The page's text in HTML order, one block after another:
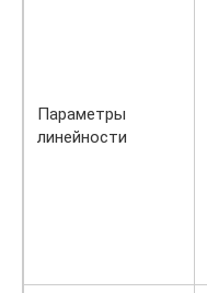
Параметры
линейности